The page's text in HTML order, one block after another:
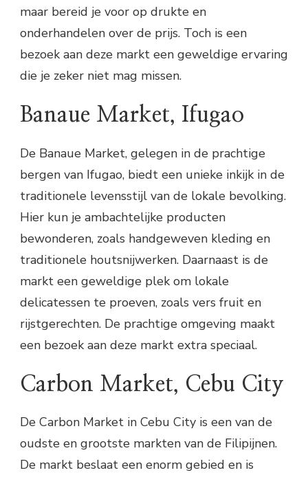
maar bereid je voor op drukte en
onderhandelen over de prijs. Toch is een
bezoek aan deze markt een geweldige ervaring
die je zeker niet mag missen.
Banaue Market, Ifugao
De Banaue Market, gelegen in de prachtige
bergen van Ifugao, biedt een unieke inkijk in de
traditionele levensstijl van de lokale bevolking.
Hier kun je ambachtelijke producten
bewonderen, zoals handgeweven kleding en
traditionele houtsnijwerken. Daarnaast is de
markt een geweldige plek om lokale
delicatessen te proeven, zoals vers fruit en
rijstgerechten. De prachtige omgeving maakt
een bezoek aan deze markt extra speciaal.
Carbon Market, Cebu City
De Carbon Market in Cebu City is een van de
oudste en grootste markten van de Filipijnen.
De markt beslaat een enorm gebied en is